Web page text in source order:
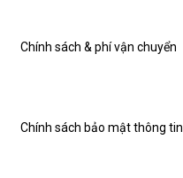
Chính sách bảo mật thông tin
Chính sách & phí vận chuyển